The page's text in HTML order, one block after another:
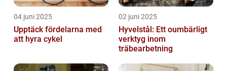
04 juni 2025
Upptäck fördelarna med
att hyra cykel
02 juni 2025
Hyvelstål: Ett oumbärligt
verktyg inom
träbearbetning